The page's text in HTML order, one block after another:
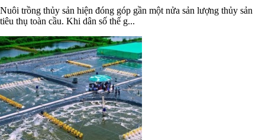
Nuôi trồng thủy sản hiện đóng góp gần một nửa sản lượng thủy sản
tiêu thụ toàn cầu. Khi dân số thế g...